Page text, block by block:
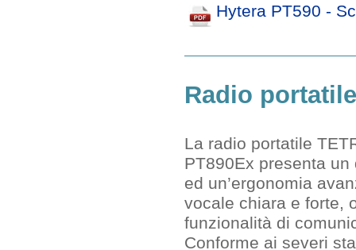
Hytera PT590 -
Radio
La radio portatile
PT890Ex presenta
ed un’ergonomia
vocale chiara e forte,
funzionalità di
Conforme ai severi